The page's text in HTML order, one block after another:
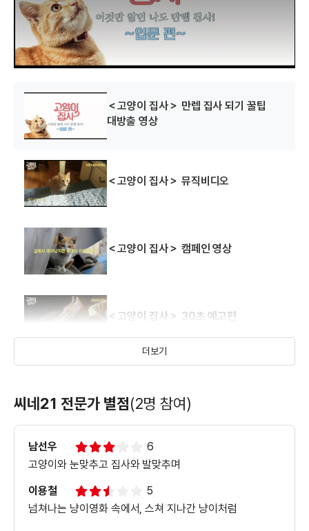
＜고양이 집사＞ 만렙 집사 되기 꿀팁
대방출 영상
＜고양이 집사＞ 뮤직비디오
＜고양이 집사＞ 캠페인 영상
＜고양이 집사＞ 30초 예고편
＜고양이 집사＞ 리뉴얼 영상
더보기
씨네21 전문가 별점(2명 참여)
남선우
6
고양이와 눈맞추고 집사와 발맞추며
이용철
5
넘쳐나는 냥이영화 속에서, 스쳐 지나간 냥이처럼